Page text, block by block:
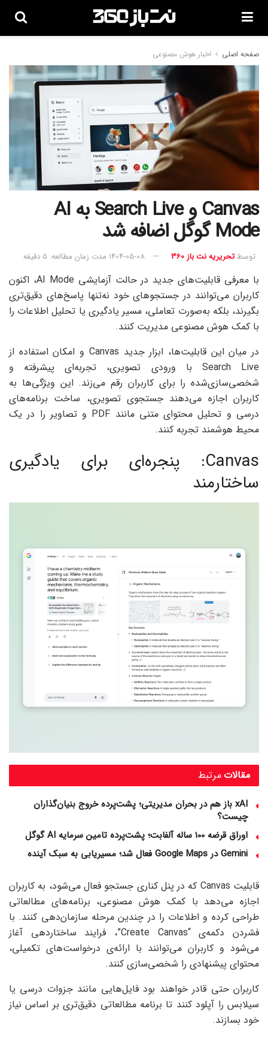
صفحه اصلی اخبار هوش مصنوعی
Canvas و Search Live به AI
Mode گوگل اضافه شد
توسطتحریریه نت باز 360 1404-05-08 مدت زمان مطالعه: 5 دقیقه
با معرفی قابلیت‌های جدید در حالت آزمایشی AI Mode، اکنون
کاربران می‌توانند در جستجوهای خود نه‌تنها پاسخ‌های دقیق‌تری
بگیرند، بلکه به‌صورت تعاملی، مسیر یادگیری یا تحلیل اطلاعات را
با کمک هوش مصنوعی مدیریت کنند.
در میان این قابلیت‌ها، ابزار جدید Canvas و امکان استفاده از
Search Live با ورودی تصویری، تجربه‌ای پیشرفته و
شخصی‌سازی‌شده را برای کاربران رقم می‌زند. این ویژگی‌ها به
کاربران اجازه می‌دهند جستجوی تصویری، ساخت برنامه‌های
درسی و تحلیل محتوای متنی مانند PDF و تصاویر را در یک
محیط هوشمند تجربه کنند.
Canvas: پنجره‌ای برای یادگیری
ساختارمند
مرتبط مقالات
xAI باز هم در بحران مدیریتی؛ پشت‌پرده خروج بنیان‌گذاران
چیست؟
اوراق قرضه 100 ساله آلفابت؛ پشت‌پرده تامین سرمایه AI گوگل
Gemini در Google Maps فعال شد؛ مسیریابی به سبک آینده
قابلیت Canvas که در پنل کناری جستجو فعال می‌شود، به کاربران
اجازه می‌دهد با کمک هوش مصنوعی، برنامه‌های مطالعاتی
طراحی کرده و اطلاعات را در چندین مرحله سازمان‌دهی کنند. با
فشردن دکمه‌ی “Create Canvas”، فرایند ساختاردهی آغاز
می‌شود و کاربران می‌توانند با ارائه‌ی درخواست‌های تکمیلی،
محتوای پیشنهادی را شخصی‌سازی کنند.
کاربران حتی قادر خواهند بود فایل‌هایی مانند جزوات درسی یا
سیلابس را آپلود کنند تا برنامه مطالعاتی دقیق‌تری بر اساس نیاز
خود بسازند.